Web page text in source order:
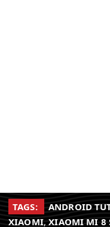
TAGS: ANDROID
XIAOMI,XIAOMI MI 8